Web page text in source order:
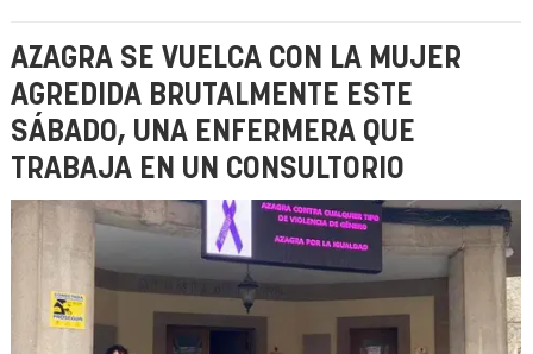
AZAGRA SE VUELCA CON LA MUJER
AGREDIDA BRUTALMENTE ESTE
SÁBADO, UNA ENFERMERA QUE
TRABAJA EN UN CONSULTORIO